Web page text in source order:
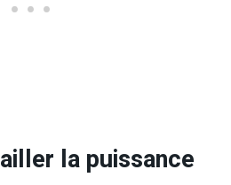
la puissance